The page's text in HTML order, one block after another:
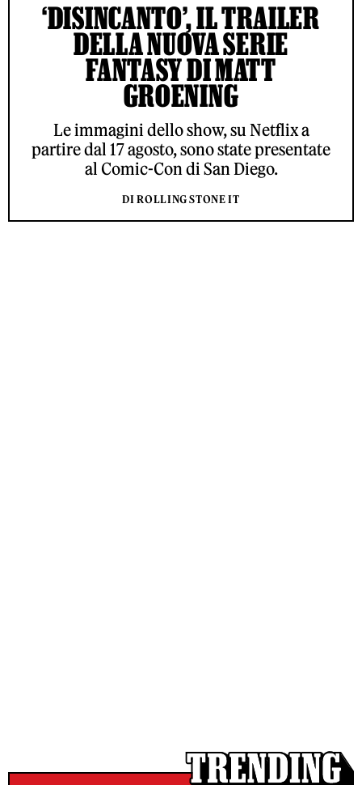
‘DISINCANTO’, IL TRAILER
DELLA NUOVA SERIE
FANTASY DI MATT
GROENING
Le immagini dello show, su Netflix a
partire dal 17 agosto, sono state presentate
al Comic-Con di San Diego.
DI ROLLING STONE IT